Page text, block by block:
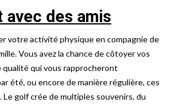
des amis
votre activité physique en compagnie de
Vous avez la chance de côtoyer vos
qui vous rapprocheront
été, ou encore de manière régulière, ces
golf crée de multiples souvenirs, du